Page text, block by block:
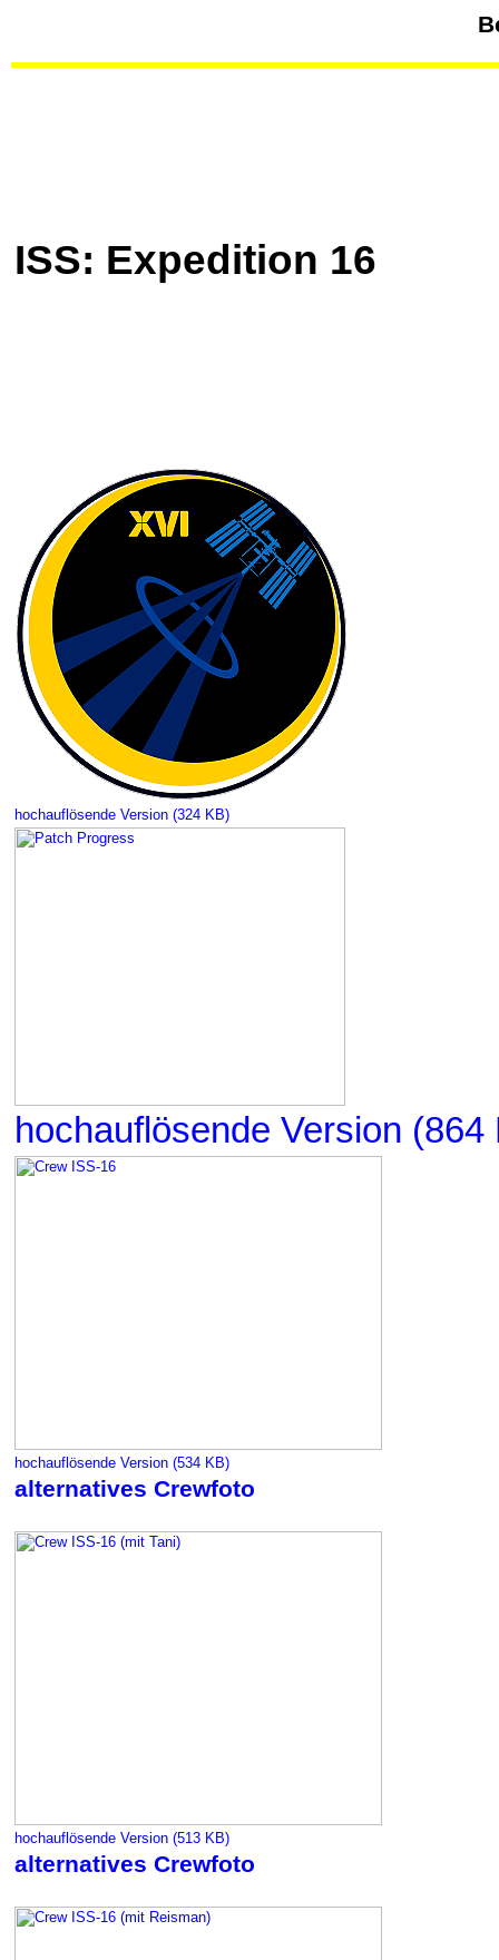
ISS: Expedition 16
hochauflösende Version (324 KB)
hochauflösende Version (864
hochauflösende Version (534 KB)
alternatives Crewfoto
hochauflösende Version (513 KB)
alternatives Crewfoto